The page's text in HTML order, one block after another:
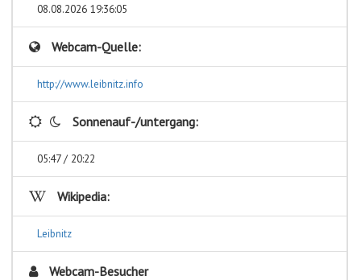
08.08.2026 19:36:05
Webcam-Quelle:
http://www.leibnitz.info
Sonnenauf-/untergang:
05:47 / 20:22
Wikipedia:
Leibnitz
Webcam-Besucher